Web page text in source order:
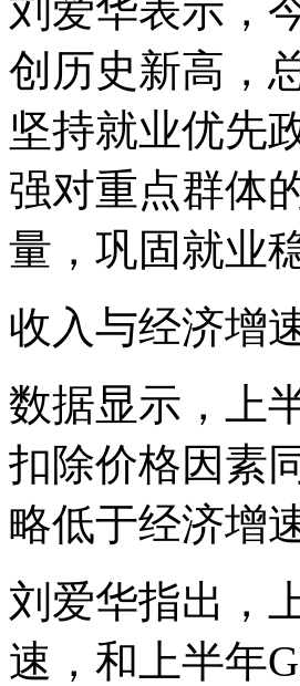
刘爱华表示，
创历史新高，
坚持就业优先
强对重点群体
量，巩固就业
收入与经济增
数据显示，上
扣除价格因素
略低于经济增
刘爱华指出，
速，和上半年